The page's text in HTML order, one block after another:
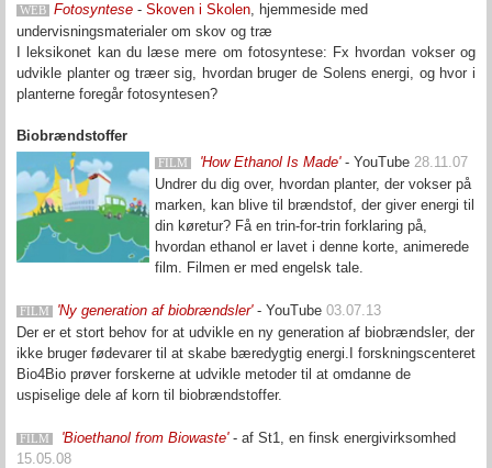
WEB Fotosyntese - Skoven i Skolen, hjemmeside med
undervisningsmaterialer om skov og træ
I leksikonet kan du læse mere om fotosyntese: Fx hvordan vokser og
udvikle planter og træer sig, hvordan bruger de Solens energi, og hvor i
planterne foregår fotosyntesen?
Biobrændstoffer
FILM 'How Ethanol Is Made'- YouTube 28.11.07
Undrer du dig over, hvordan planter, der vokser på
marken, kan blive til brændstof, der giver energi til
din køretur? Få en trin-for-trin forklaring på,
hvordan ethanol er lavet i denne korte, animerede
film. Filmen er med engelsk tale.
FILM 'Ny generation af biobrændsler'- YouTube 03.07.13
Der er et stort behov for at udvikle en ny generation af biobrændsler, der
ikke bruger fødevarer til at skabe bæredygtig energi.I forskningscenteret
Bio4Bio prøver forskerne at udvikle metoder til at omdanne de
uspiselige dele af korn til biobrændstoffer.
FILM 'Bioethanol from Biowaste'- af St1, en finsk energivirksomhed
15.05.08